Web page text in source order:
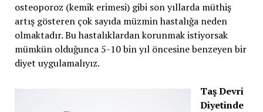
osteoporoz (kemik erimesi) gibi son yıllarda müthiş
artış gösteren çok sayıda müzmin hastalığa neden
olmaktadır. Bu hastalıklardan korunmak istiyorsak
mümkün olduğunca 5-10 bin yıl öncesine benzeyen bir
diyet uygulamalıyız.
Taş Devri
Diyetinde